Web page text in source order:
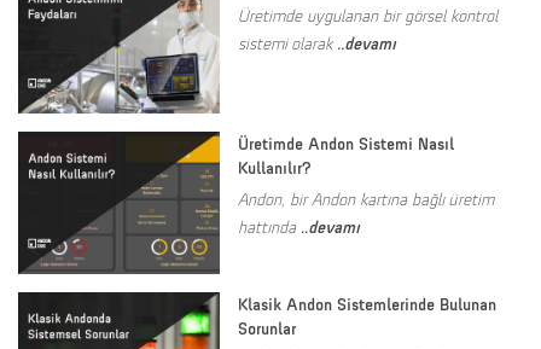
Üretimde uygulanan bir görsel kontrol
sistemi olarak ..devamı
Üretimde Andon Sistemi Nasıl
Kullanılır?
Andon, bir Andon kartına bağlı üretim
hattında ..devamı
Klasik Andon Sistemlerinde Bulunan
Sorunlar